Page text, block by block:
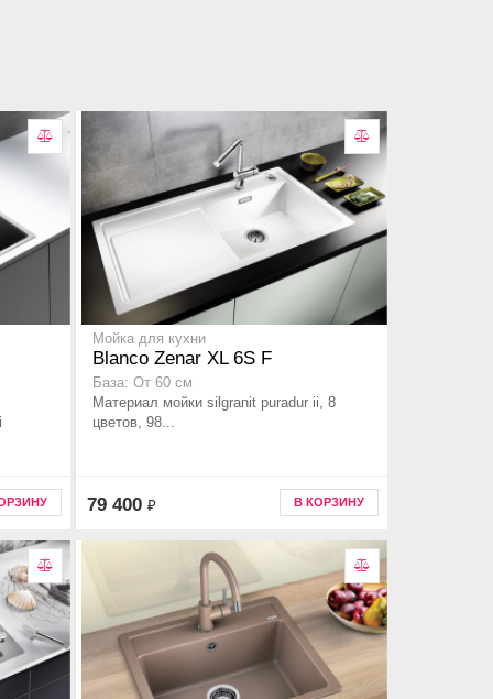
Мойка для кухни
Blanco Zenar XL 6S F
База: От 60 см
Материал мойки silgranit puradur ii, 8
цветов, 98...
79 400 ₽ В КОРЗИНУ